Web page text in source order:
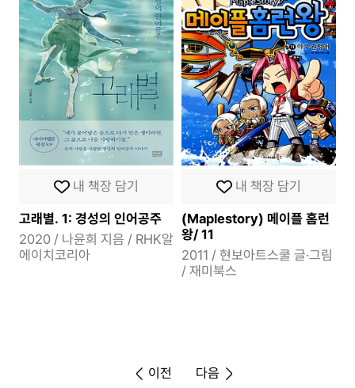
내 책장 담기
고래별. 1: 경성의 인어공주
2020 / 나윤희 지음 / RHK알
에이치코리아
내 책장 담기
(Maplestory) 메이플 홈런
왕/ 11
2011 / 현보아트스쿨 글·그림
/ 재미북스
이전 다음